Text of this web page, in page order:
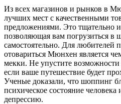
Из всех магазинов и рынков в
лучших мест с качественными
предложениями. Это тщательно
позволяющая вам погрузиться
самостоятельно. Для любителей
отовариться Мюнхен является
мекки. Не упустите возможности
если ваше путешествие будет
Ученые доказали, что шоппинг
психическое состояние
депрессию.